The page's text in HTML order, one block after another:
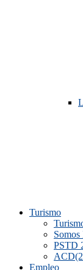
Turismo
PSTD
Empleo